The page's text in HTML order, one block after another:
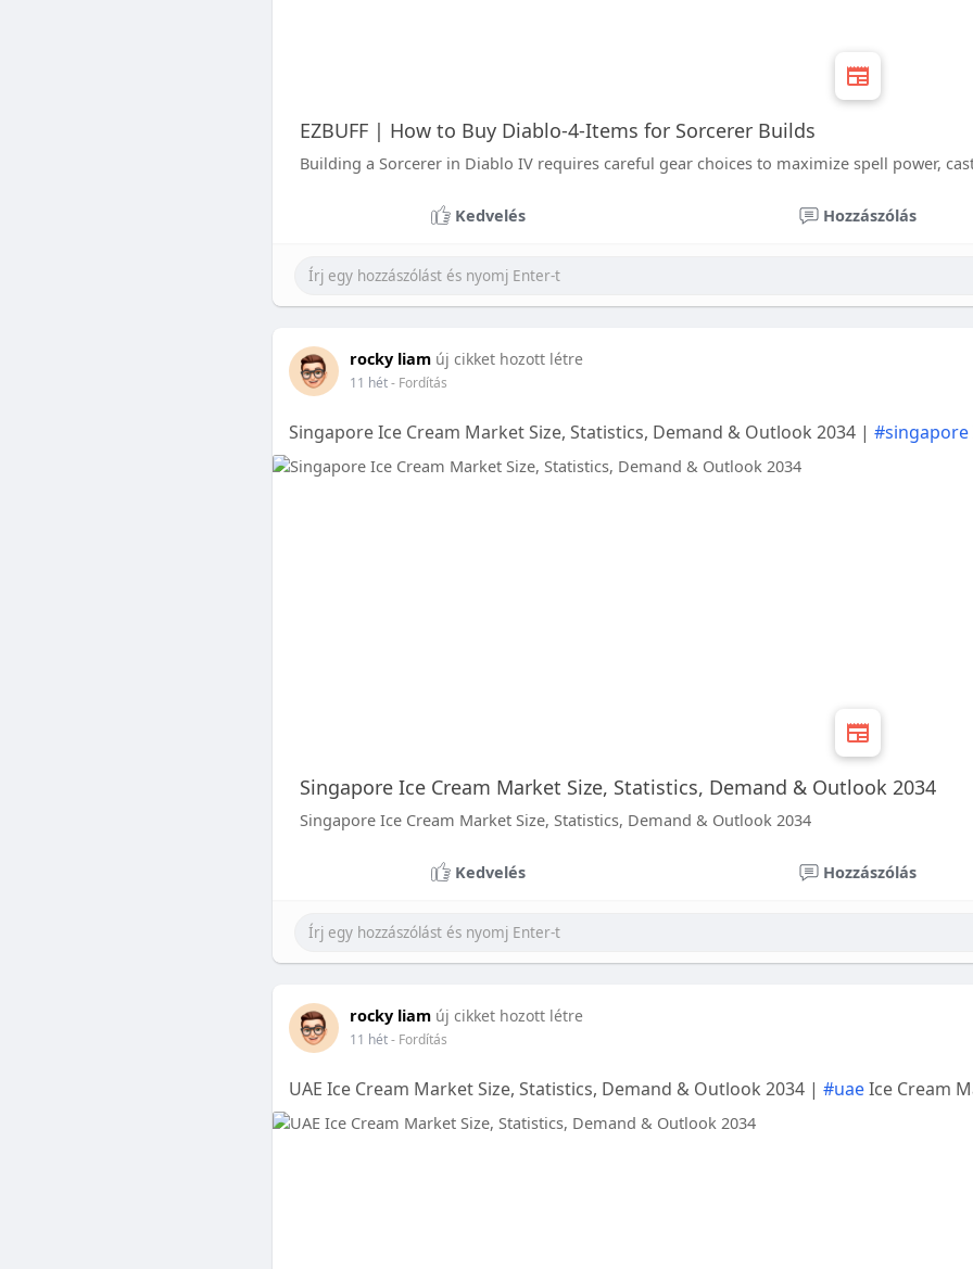
EZBUFF | How to Buy Diablo-4-Items for Sorcerer Builds
Building a Sorcerer in Diablo IV requires careful gear choices to maximize spell power,
Kedvelés Hozzászólás
rocky liam új cikket hozott létre
11 hét- Fordítás
Singapore Ice Cream Market Size, Statistics, Demand & Outlook 2034 | #singapore
Singapore Ice Cream Market Size, Statistics, Demand & Outlook 2034
Singapore Ice Cream Market Size, Statistics, Demand & Outlook 2034
Kedvelés Hozzászólás
rocky liam új cikket hozott létre
11 hét- Fordítás
UAE Ice Cream Market Size, Statistics, Demand & Outlook 2034 | #uaeIce Cream